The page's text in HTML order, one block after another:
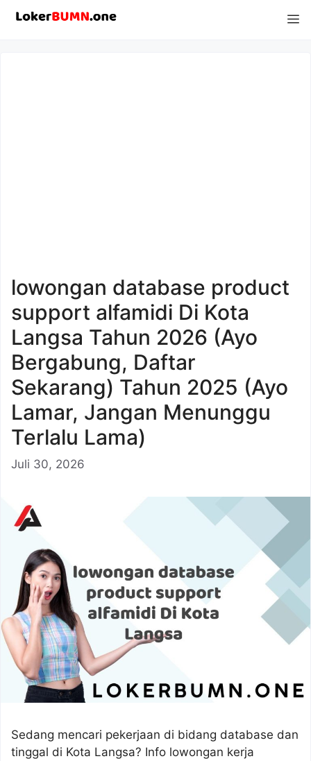
Langsung
lowongan database product
support alfamidi Di Kota
Langsa Tahun 2026 (Ayo
Bergabung, Daftar
Sekarang) Tahun 2025 (Ayo
Lamar, Jangan Menunggu
Terlalu Lama)
Juli 30, 2026
Sedang mencari pekerjaan di bidang database dan
tinggal di Kota Langsa? Info lowongan kerja